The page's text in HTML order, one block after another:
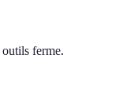
outils ferme.